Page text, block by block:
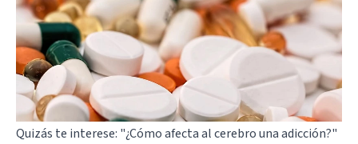
Quizás te interese: "¿Cómo afecta al cerebro una adicción?"